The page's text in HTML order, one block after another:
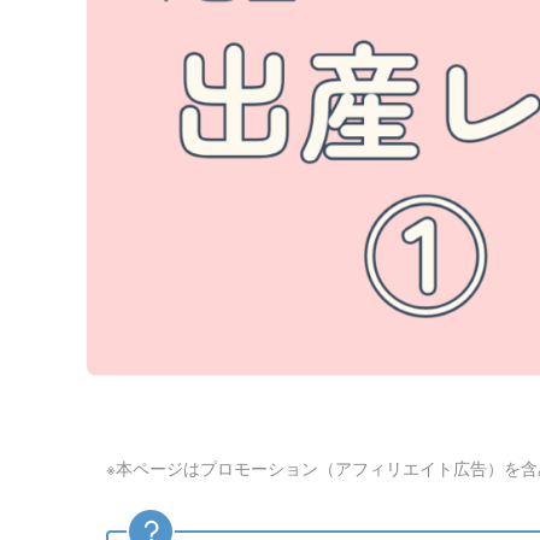
※本ページはプロモーション（アフィリエイト広告）を